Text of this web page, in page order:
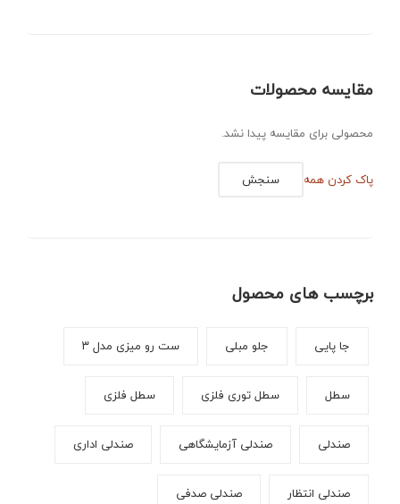
مقایسه محصولات
محصولی برای مقایسه پیدا نشد.
پاک کردن همه سنجش
برچسب های محصول
جا پایی جلو مبلی ست رو میزی مدل ۳
سطل سطل توری فلزی سطل فلزی
صندلی صندلی آزمایشگاهی صندلی اداری
صندلی انتظار صندلی صدفی